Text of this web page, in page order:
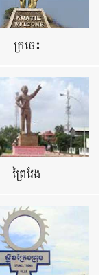
ក្រចេះ
ព្រៃវែង